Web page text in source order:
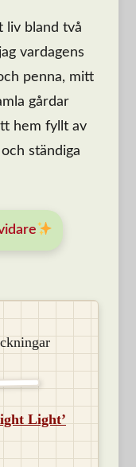
liv bland två
vardagens
penna, mitt
gårdar
hem fyllt av
ständiga
Light’